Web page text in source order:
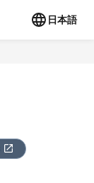
日本語